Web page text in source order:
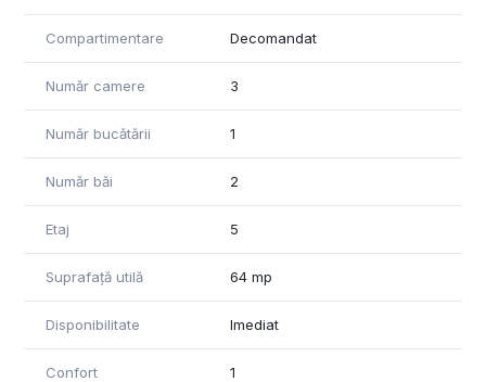
Compartimentare Decomandat
Număr camere 3
Număr bucătării 1
Număr băi 2
Etaj 5
Suprafață utilă 64 mp
Disponibilitate Imediat
Confort 1